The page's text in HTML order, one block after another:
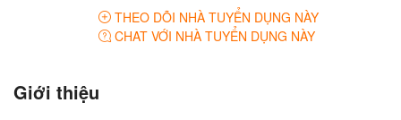
THEO DÕI NHÀ TUYỂN DỤNG NÀY
CHAT VỚI NHÀ TUYỂN DỤNG NÀY
Giới thiệu